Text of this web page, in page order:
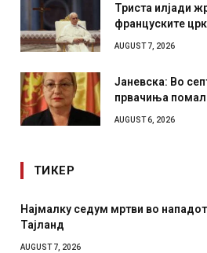
Триста илјади
француските
AUGUST 7, 2026
Јаневска: Во
првачиња
AUGUST 6, 2026
ТИКЕР
Најмалку седум мртви во
Тајланд
AUGUST 7, 2026